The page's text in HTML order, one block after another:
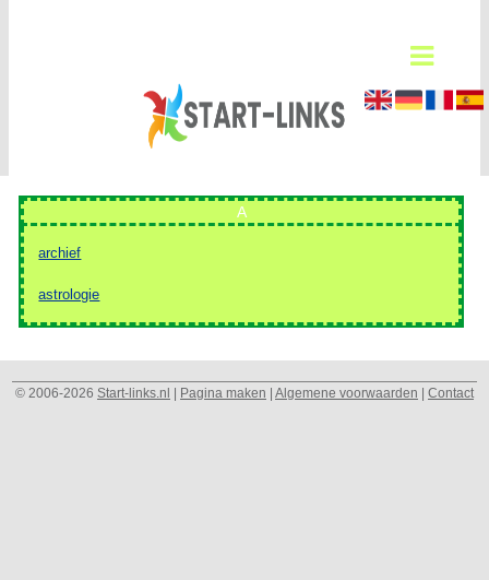
A
archief
astrologie
© 2006-2026 Start-links.nl Pagina maken Algemene voorwaarden Contact